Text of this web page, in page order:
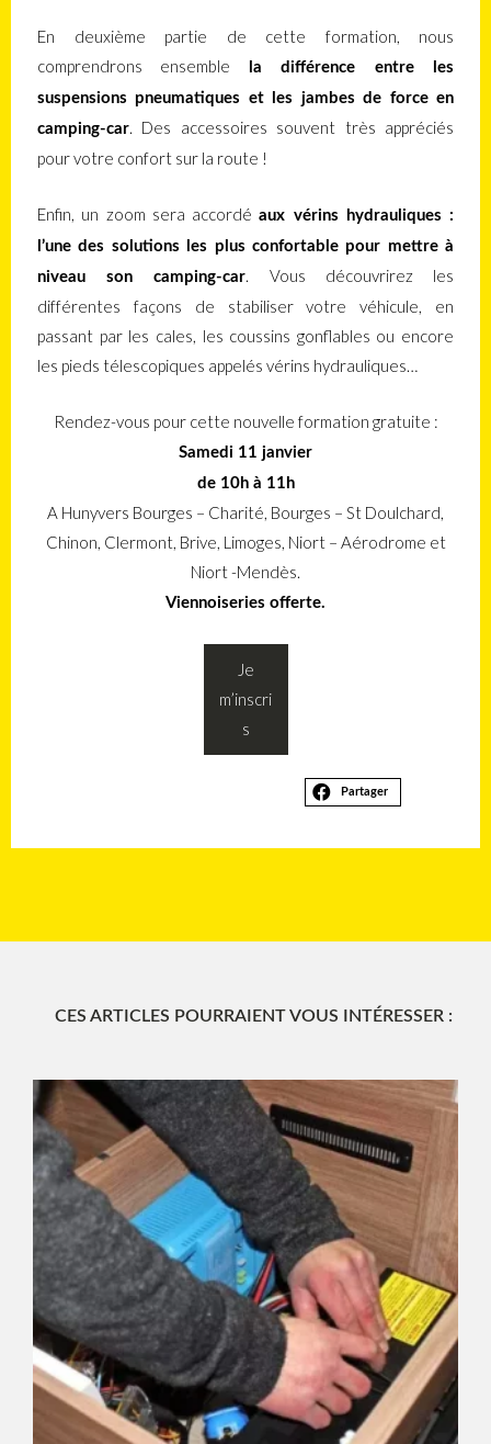
En deuxième partie de cette formation, nous
comprendrons ensemble
la différence entre les
suspensions pneumatiques et les jambes de force en
camping-car. Des accessoires souvent très appréciés
pour votre confort sur la route !
Enfin, un zoom sera accordéaux vérins hydrauliques :
l’une des solutions les plus confortable pour mettre à
niveau son camping-car. Vous découvrirez les
différentes façons de stabiliser votre véhicule, en
passant par les cales, les coussins gonflables ou encore
les pieds télescopiques appelés vérins hydrauliques…
Rendez-vous pour cette nouvelle formation gratuite :
Samedi 11 janvier
de 10h à 11h
A Hunyvers Bourges – Charité, Bourges – St Doulchard,
Chinon, Clermont, Brive, Limoges, Niort – Aérodrome et
Niort -Mendès.
Viennoiseries offerte.
Je
m’inscri
s
Partager
CES ARTICLES POURRAIENT VOUS INTÉRESSER :